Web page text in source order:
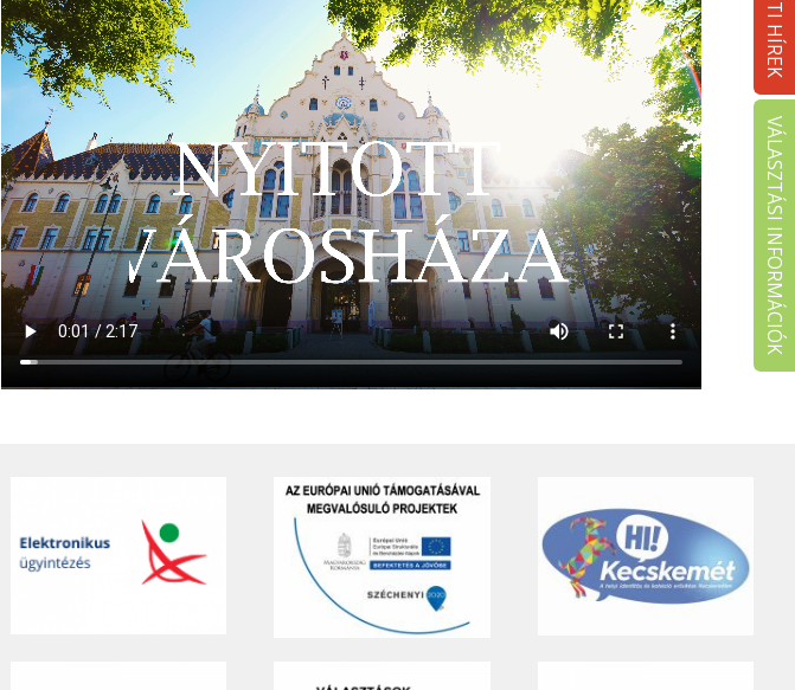
VÁLASZTÁSI INFORMÁCIÓK